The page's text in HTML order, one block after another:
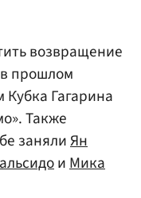
возвращение
прошлом
Гагарина
Также
занялиЯн
иМика